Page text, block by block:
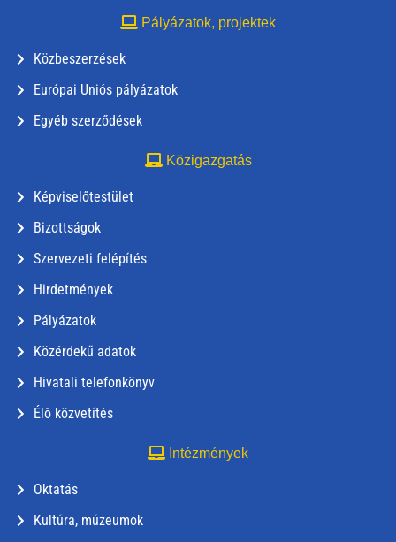
Pályázatok, projektek
Közbeszerzések
Európai Uniós pályázatok
Egyéb szerződések
Közigazgatás
Képviselőtestület
Bizottságok
Szervezeti felépítés
Hirdetmények
Pályázatok
Közérdekű adatok
Hivatali telefonkönyv
Élő közvetítés
Intézmények
Oktatás
Kultúra, múzeumok